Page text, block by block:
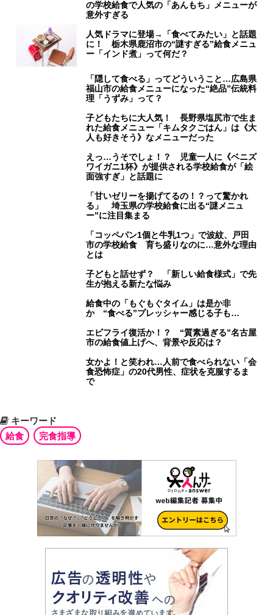
の学校給食で人気の「あんもち」メニューが
意外すぎる
人気ドラマに登場→「食べてみたい」と話題
に！ 栃木県鹿沼市の“謎すぎる”給食メニュ
ー「インド煮」って何だ？
「隠して食べる」ってどういうこと…広島県
福山市の給食メニューになった“絶品”伝統料
理「うずみ」って？
子どもたちに大人気！ 長野県塩尻市で生ま
れた給食メニュー「キムタクごはん」は《大
人も好きそう》なメニューだった
えっ…うそでしょ！？ 児童一人に《ベニズ
ワイガニ1杯》が提供される学校給食が「絵
面強すぎ」と話題に
「甘いゼリーを揚げてるの！？って驚かれ
る」 埼玉県の学校給食に出る“謎メニュ
ー”に注目集まる
「コッペパン1個と牛乳1つ」で波紋、戸田
市の学校給食 育ち盛りなのに…意外な理由
とは
子どもと話せず？ 「新しい給食様式」で先
生が抱える新たな悩み
給食中の「もぐもぐタイム」は是か非
か “食べる”プレッシャー感じる子も…
エビフライ復活か！？ “質素過ぎる”名古屋
市の給食値上げへ、背景や反応は？
女かよ！と笑われ…人前で食べられない「会
食恐怖症」の20代男性、症状を克服するま
で
キーワード
給食
完食指導